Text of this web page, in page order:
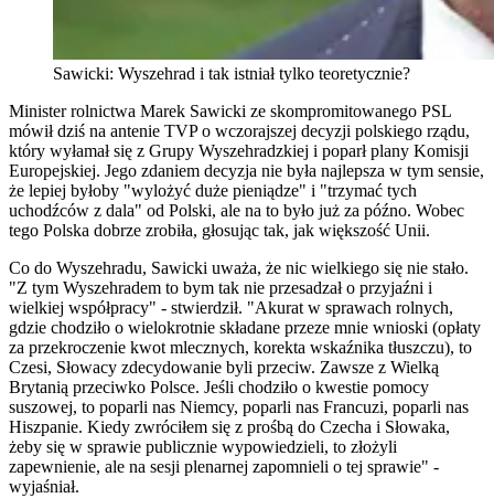
Sawicki: Wyszehrad i tak istniał tylko teoretycznie?
Minister rolnictwa Marek Sawicki ze skompromitowanego PSL
mówił dziś na antenie TVP o wczorajszej decyzji polskiego rządu,
który wyłamał się z Grupy Wyszehradzkiej i poparł plany Komisji
Europejskiej. Jego zdaniem decyzja nie była najlepsza w tym sensie,
że lepiej byłoby "wylożyć duże pieniądze" i "trzymać tych
uchodźców z dala" od Polski, ale na to było już za późno. Wobec
tego Polska dobrze zrobiła, głosując tak, jak większość Unii.
Co do Wyszehradu, Sawicki uważa, że nic wielkiego się nie stało.
"Z tym Wyszehradem to bym tak nie przesadzał o przyjaźni i
wielkiej współpracy" - stwierdził. "Akurat w sprawach rolnych,
gdzie chodziło o wielokrotnie składane przeze mnie wnioski (opłaty
za przekroczenie kwot mlecznych, korekta wskaźnika tłuszczu), to
Czesi, Słowacy zdecydowanie byli przeciw. Zawsze z Wielką
Brytanią przeciwko Polsce. Jeśli chodziło o kwestie pomocy
suszowej, to poparli nas Niemcy, poparli nas Francuzi, poparli nas
Hiszpanie. Kiedy zwróciłem się z prośbą do Czecha i Słowaka,
żeby się w sprawie publicznie wypowiedzieli, to złożyli
zapewnienie, ale na sesji plenarnej zapomnieli o tej sprawie" -
wyjaśniał.